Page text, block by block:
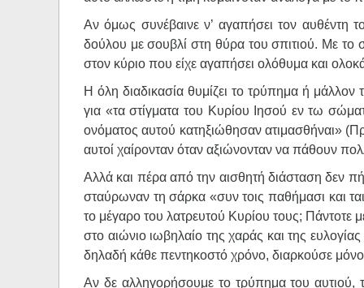
Αν όμως συνέβαινε ν’ αγαπήσει τον αυθέντη
δούλου με σουβλί στη θύρα του σπιτιού. Με το
στον κύριο που είχε αγαπήσει ολόθυμα και
Η όλη διαδικασία θυμίζει το τρύπημα ή
για «τα στίγματα του Κυρίου Ιησού εν τω
ονόματος αυτού κατηξιώθησαν ατιμασθήναι»
αυτοί χαίρονταν όταν αξιώνονταν να πάθουν
Αλλά και πέρα από την αισθητή διάσταση δεν
σταύρωναν τη σάρκα «συν τοις παθήμασι και
το μέγαρο του λατρευτού Κυρίου τους;
στο αιώνιο ιωβηλαίο της χαράς και της
δηλαδή κάθε πεντηκοστό χρόνο, διαρκούσε
Αν δε αλληγορήσουμε το τρύπημα του αυτιού,